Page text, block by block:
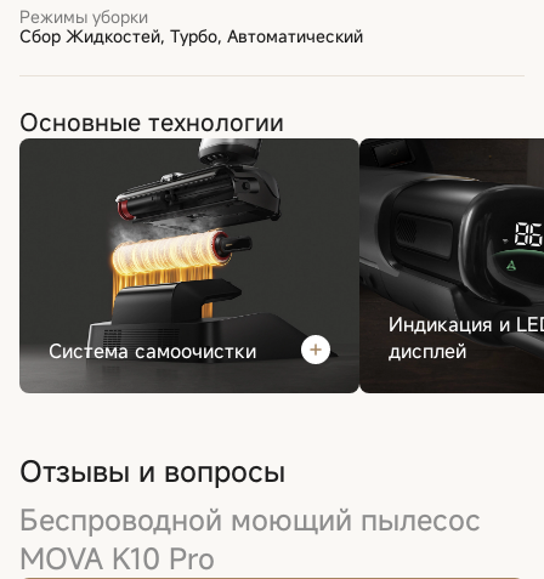
Режимы уборки
Сбор Жидкостей, Турбо, Автоматический
Основные технологии
Система самоочистки
Индикация и
дисплей
Отзывы и вопросы
Беспроводной моющий пылесос
MOVA K10 Pro